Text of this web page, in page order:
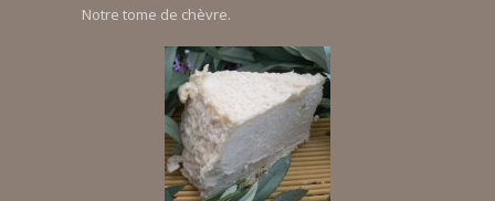
Notre tome de chèvre.